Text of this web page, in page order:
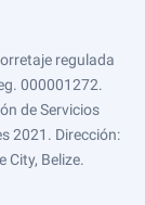
regulada
000001272.
de Servicios
2021. Dirección:
City, Belize.